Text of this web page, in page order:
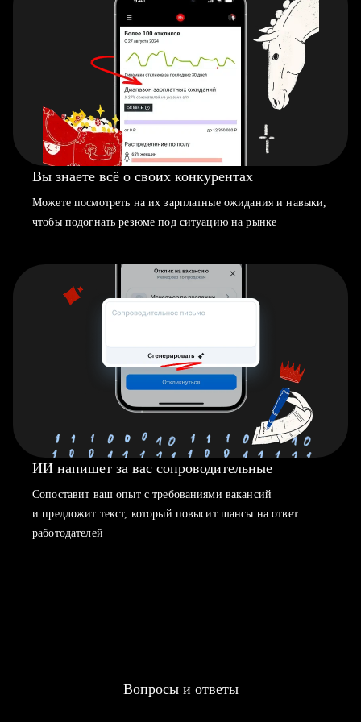
Вы знаете всё о своих конкурентах
Можете посмотреть на их зарплатные ожидания и навыки,
чтобы подогнать резюме под ситуацию на рынке
ИИ напишет за вас сопроводительные
Сопоставит ваш опыт с требованиями вакансий
и предложит текст, который повысит шансы на ответ
работодателей
Вопросы и ответы